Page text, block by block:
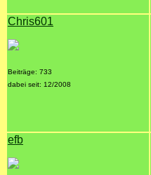
Chris601
Beiträge: 733
dabei seit: 12/2008
efb